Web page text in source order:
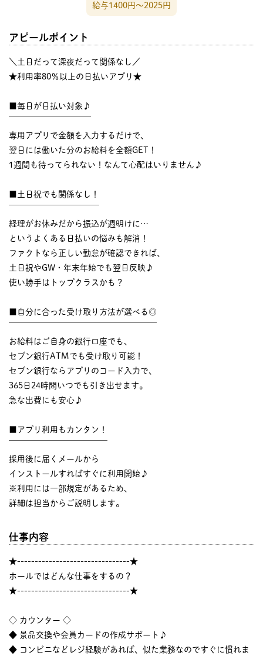
給与1400円〜2025円
アピールポイント
＼土日だって深夜だって関係なし／
★利用率80％以上の日払いアプリ★
■毎日が日払い対象♪
専用アプリで金額を入力するだけで、
翌日には働いた分のお給料を全額GET！
1週間も待ってられない！なんて心配はいりません♪
■土日祝でも関係なし！
経理がお休みだから振込が週明けに…
というよくある日払いの悩みも解消！
ファクトなら正しい勤怠が確認できれば、
土日祝やGW・年末年始でも翌日反映♪
使い勝手はトップクラスかも？
■自分に合った受け取り方法が選べる◎
お給料はご自身の銀行口座でも、
セブン銀行ATMでも受け取り可能！
セブン銀行ならアプリのコード入力で、
365日24時間いつでも引き出せます。
急な出費にも安心♪
■アプリ利用もカンタン！
採用後に届くメールから
インストールすればすぐに利用開始♪
※利用には一部規定があるため、
詳細は担当からご説明します。
仕事内容
★--------------------------------★
ホールではどんな仕事をするの？
★--------------------------------★
◇ カウンター ◇
◆ 景品交換や会員カードの作成サポート♪
◆ コンビニなどレジ経験があれば、似た業務なのですぐに慣れま